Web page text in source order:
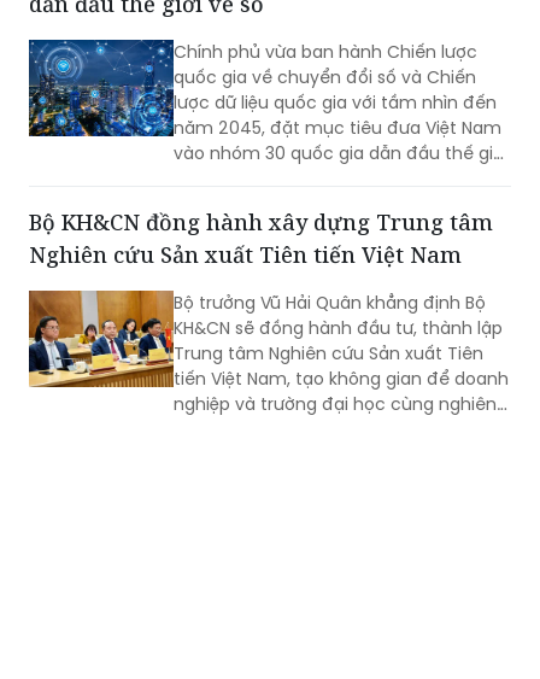
quốc gia về chuyển đổi số và Chiến
lược dữ liệu quốc gia với tầm nhìn đến
năm 2045, đặt mục tiêu đưa Việt Nam
vào nhóm 30 quốc gia dẫn đầu thế giới
về chính phủ số, quản trị dữ liệu và phát
triển trí tuệ nhân tạo (AI).
Bộ KH&CN đồng hành xây dựng Trung tâm
Bộ trưởng Vũ Hải Quân khẳng định Bộ
KH&CN sẽ đồng hành đầu tư, thành lập
Trung tâm Nghiên cứu Sản xuất Tiên
tiến Việt Nam, tạo không gian để doanh
nghiệp và trường đại học cùng nghiên
cứu, thử nghiệm, phát triển sản phẩm
công nghệ mới.